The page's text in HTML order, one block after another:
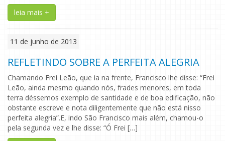
leia mais +
11 de junho de 2013
REFLETINDO SOBRE A PERFEITA ALEGRIA
Chamando Frei Leão, que ia na frente, Francisco lhe disse: “Frei
Leão, ainda mesmo quando nós, frades menores, em toda
terra déssemos exemplo de santidade e de boa edificação, não
obstante escreve e nota diligentemente que não está nisso
perfeita alegria”.E, indo São Francisco mais além, chamou-o
pela segunda vez e lhe disse: “Ó Frei […]